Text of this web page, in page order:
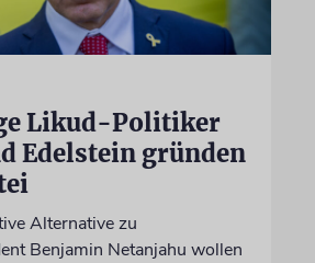
Likud-Politiker
Edelstein gründen
Alternative zu
Benjamin Netanjahu wollen